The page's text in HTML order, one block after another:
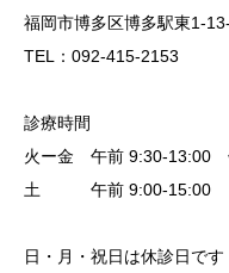
福岡市博多区博多駅東1-
TEL：092-415-2153
診療時間
火ー金 午前 9:30-13:00
土 午前 9:00-15:00
日・月・祝日は休診日です